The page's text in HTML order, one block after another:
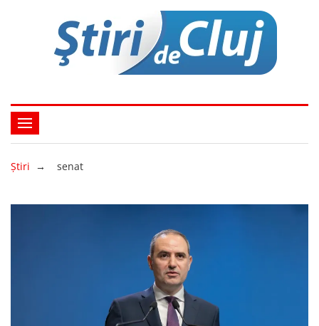
Ştiri → senat